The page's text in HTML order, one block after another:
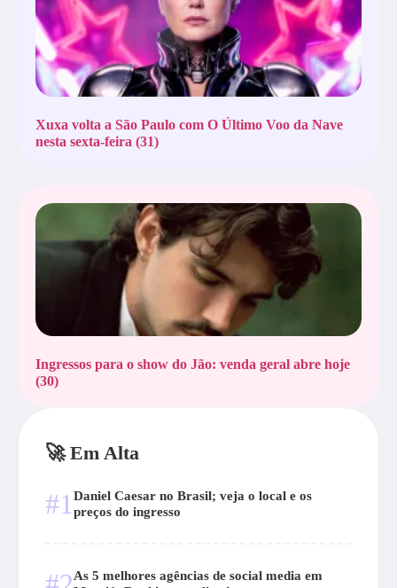
Xuxa volta a São Paulo com O Último Voo da Nave
nesta sexta-feira (31)
Ingressos para o show do Jão: venda geral abre hoje
(30)
🚀 Em Alta
#1 Daniel Caesar no Brasil; veja o local e os
preços do ingresso
As 5 melhores agências de social media em